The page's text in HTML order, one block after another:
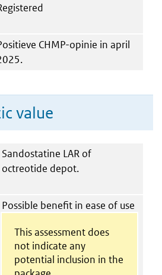
CHMP-opinie in april
value
Sandostatine LAR of
octreotide depot.
Possible benefit in ease of use
This assessment does
not indicate any
potential inclusion in the